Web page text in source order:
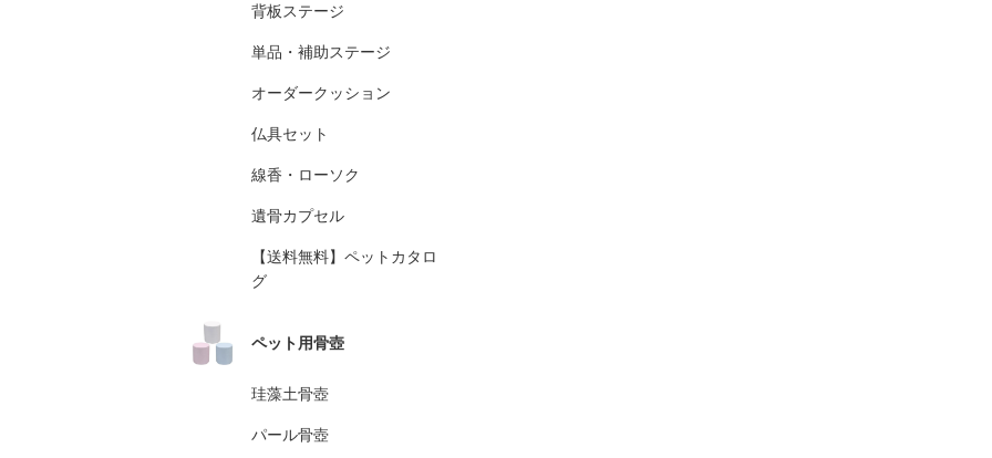
背板ステージ
単品・補助ステージ
オーダークッション
仏具セット
線香・ローソク
遺骨カプセル
【送料無料】ペットカタロ
グ
ペット用骨壺
珪藻土骨壺
パール骨壺